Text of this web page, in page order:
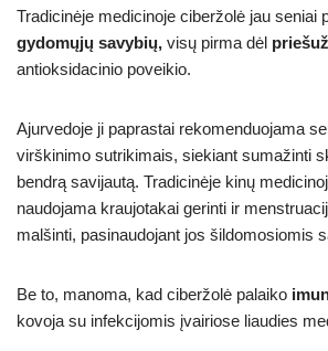
Tradicinėje medicinoje ciberžolė jau seniai
gydomųjų savybių, visų pirma dėl
antioksidacinio poveikio.
Ajurvedoje ji paprastai rekomenduojama
virškinimo sutrikimais, siekiant sumažinti
bendrą savijautą. Tradicinėje kinų
naudojama kraujotakai gerinti ir
malšinti, pasinaudojant jos šildomosiomis
Be to, manoma, kad ciberžolė palaiko
kovoja su infekcijomis įvairiose liaudies